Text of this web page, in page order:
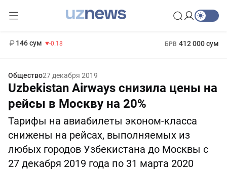
11 916 сум 28.92 МРОТ 1 271 000 сум
Общество27 декабря 2019
Uzbekistan Airways снизила цены на
рейсы в Москву на 20%
Тарифы на авиабилеты эконом-класса
снижены на рейсах, выполняемых из
любых городов Узбекистана до Москвы с
27 декабря 2019 года по 31 марта 2020